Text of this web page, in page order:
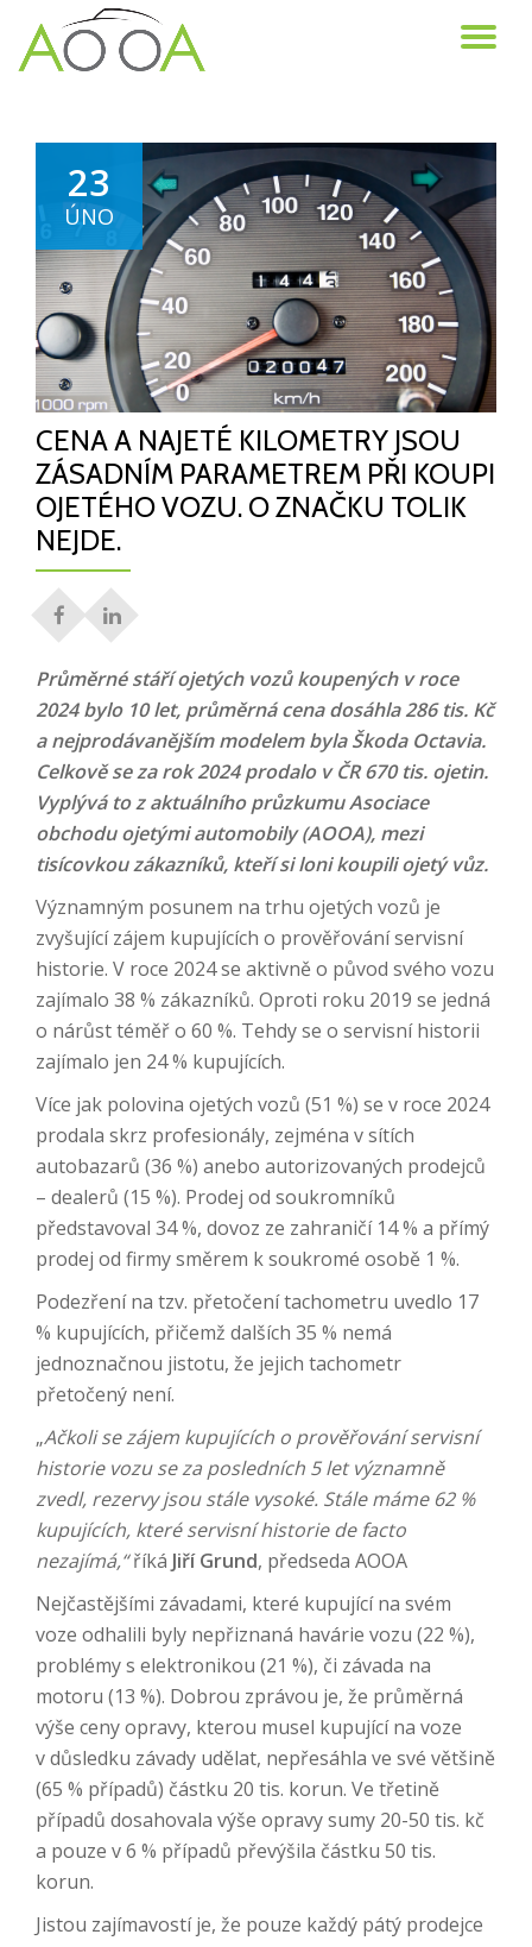
Skip
23
ÚNO
CENA A NAJETÉ KILOMETRY JSOU
ZÁSADNÍM PARAMETREM PŘI KOUPI
OJETÉHO VOZU. O ZNAČKU TOLIK
NEJDE.
Průměrné stáří ojetých vozů koupených v roce
2024 bylo 10 let, průměrná cena dosáhla 286 tis. Kč
a nejprodávanějším modelem byla Škoda Octavia.
Celkově se za rok 2024 prodalo v ČR 670 tis. ojetin.
Vyplývá to z aktuálního průzkumu Asociace
obchodu ojetými automobily (AOOA), mezi
tisícovkou zákazníků, kteří si loni koupili ojetý vůz.
Významným posunem na trhu ojetých vozů je
zvyšující zájem kupujících o prověřování servisní
historie. V roce 2024 se aktivně o původ svého vozu
zajímalo 38 % zákazníků. Oproti roku 2019 se jedná
o nárůst téměř o 60 %. Tehdy se o servisní historii
zajímalo jen 24 % kupujících.
Více jak polovina ojetých vozů (51 %) se v roce 2024
prodala skrz profesionály, zejména v sítích
autobazarů (36 %) anebo autorizovaných prodejců
– dealerů (15 %). Prodej od soukromníků
představoval 34 %, dovoz ze zahraničí 14 % a přímý
prodej od firmy směrem k soukromé osobě 1 %.
Podezření na tzv. přetočení tachometru uvedlo 17
% kupujících, přičemž dalších 35 % nemá
jednoznačnou jistotu, že jejich tachometr
přetočený není.
„Ačkoli se zájem kupujících o prověřování servisní
historie vozu se za posledních 5 let významně
zvedl, rezervy jsou stále vysoké. Stále máme 62 %
kupujících, které servisní historie de facto
nezajímá,“říká Jiří Grund, předseda AOOA
Nejčastějšími závadami, které kupující na svém
voze odhalili byly nepřiznaná havárie vozu (22 %),
problémy s elektronikou (21 %), či závada na
motoru (13 %). Dobrou zprávou je, že průměrná
výše ceny opravy, kterou musel kupující na voze
v důsledku závady udělat, nepřesáhla ve své většině
(65 % případů) částku 20 tis. korun. Ve třetině
případů dosahovala výše opravy sumy 20-50 tis. kč
a pouze v 6 % případů převýšila částku 50 tis.
korun.
Jistou zajímavostí je, že pouze každý pátý prodejce